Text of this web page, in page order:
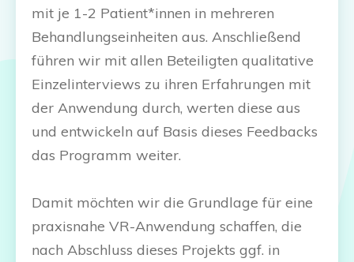
mit je 1-2 Patient*innen in mehreren
Behandlungseinheiten aus. Anschließend
führen wir mit allen Beteiligten qualitative
Einzelinterviews zu ihren Erfahrungen mit
der Anwendung durch, werten diese aus
und entwickeln auf Basis dieses Feedbacks
das Programm weiter.
Damit möchten wir die Grundlage für eine
praxisnahe VR-Anwendung schaffen, die
nach Abschluss dieses Projekts ggf. in